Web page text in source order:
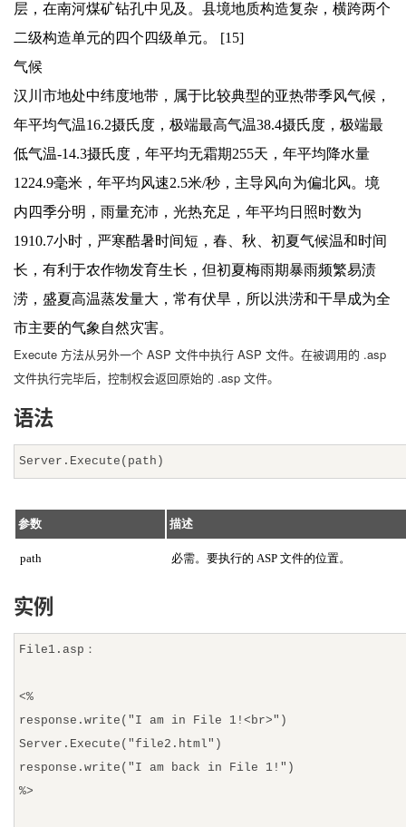
层，在南河煤矿钻孔中见及。县境地质构造复杂，横跨两个
二级构造单元的四个四级单元。 [15]
气候
汉川市地处中纬度地带，属于比较典型的亚热带季风气候，
年平均气温16.2摄氏度，极端最高气温38.4摄氏度，极端最
低气温-14.3摄氏度，年平均无霜期255天，年平均降水量
1224.9毫米，年平均风速2.5米/秒，主导风向为偏北风。境
内四季分明，雨量充沛，光热充足，年平均日照时数为
1910.7小时，严寒酷暑时间短，春、秋、初夏气候温和时间
长，有利于农作物发育生长，但初夏梅雨期暴雨频繁易渍
涝，盛夏高温蒸发量大，常有伏旱，所以洪涝和干旱成为全
市主要的气象自然灾害。
Execute 方法从另外一个 ASP 文件中执行 ASP 文件。在被调用的 .asp
文件执行完毕后，控制权会返回原始的 .asp 文件。
语法
Server.Execute(path)
参数 描述
path 必需。要执行的 ASP 文件的位置。
实例
File1.asp：
<%
response.write("I am in File 1!<br>")
Server.Execute("file2.html")
response.write("I am back in File 1!")
%>